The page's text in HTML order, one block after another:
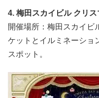
4. 梅田スカイビル クリ
開催場所：梅田スカイビ
ケットとイルミネーショ
スポット。